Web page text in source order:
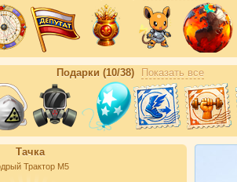
Подарки (10/38) Показать все
Тачка
Трактор М5